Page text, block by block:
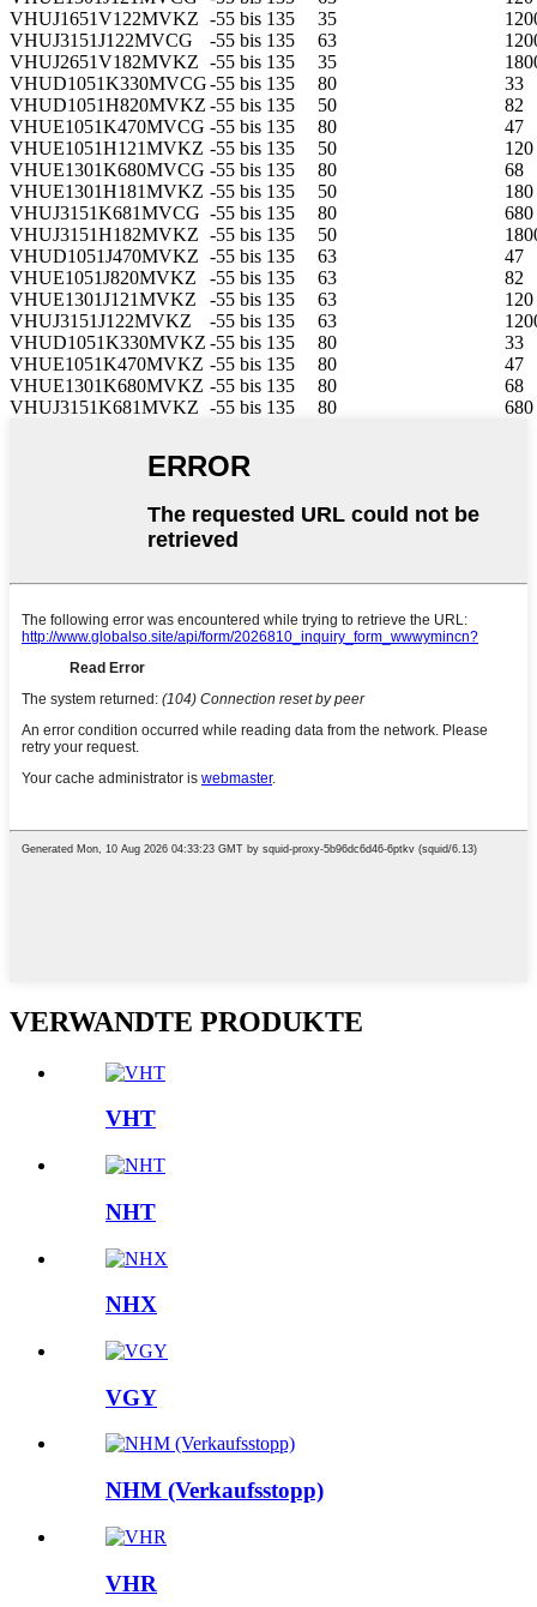
VHUJ1651V122MVKZ -55 bis 135 35
VHUJ3151J122MVCG
-55 bis 135 63
VHUJ2651V182MVKZ -55 bis 135 35
VHUD1051K330MVCG-55 bis 135 80
33
VHUD1051H820MVKZ -55 bis 135 50
82
VHUE1051K470MVCG -55 bis 135 80
47
VHUE1051H121MVKZ -55 bis 135 50
120
VHUE1301K680MVCG -55 bis 135 80
68
VHUE1301H181MVKZ -55 bis 135 50
180
VHUJ3151K681MVCG -55 bis 135 80
680
VHUJ3151H182MVKZ -55 bis 135 50
VHUD1051J470MVKZ -55 bis 135 63
47
VHUE1051J820MVKZ
-55 bis 135 63
82
VHUE1301J121MVKZ
-55 bis 135 63
120
VHUJ3151J122MVKZ
-55 bis 135 63
VHUD1051K330MVKZ -55 bis 135 80
33
VHUE1051K470MVKZ -55 bis 135 80
47
VHUE1301K680MVKZ -55 bis 135 80
68
VHUJ3151K681MVKZ -55 bis 135 80 680
VERWANDTE PRODUKTE
VHT
NHT
NHX
VGY
NHM (Verkaufsstopp)
VHR